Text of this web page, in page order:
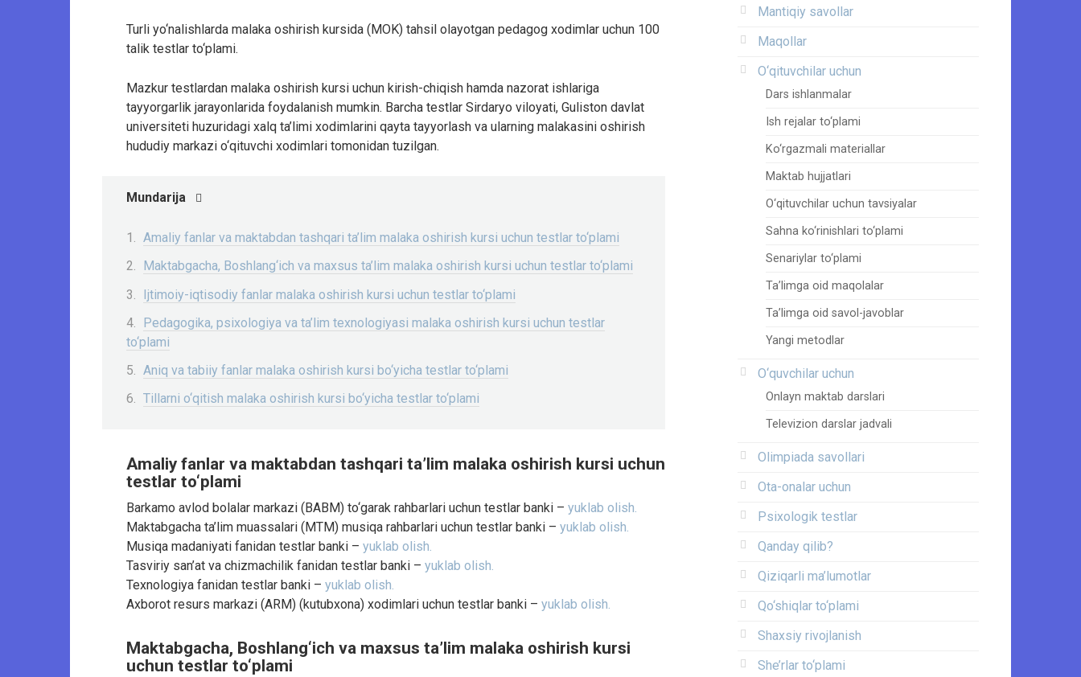
Turli yo‘nalishlarda malaka oshirish kursida (MOK) tahsil olayotgan pedagog xodimlar uchun 100
talik testlar to‘plami.
Mazkur testlardan malaka oshirish kursi uchun kirish-chiqish hamda nazorat ishlariga
tayyorgarlik jarayonlarida foydalanish mumkin. Barcha testlar Sirdaryo viloyati, Guliston davlat
universiteti huzuridagi xalq ta’limi xodimlarini qayta tayyorlash va ularning malakasini oshirish
hududiy markazi o‘qituvchi xodimlari tomonidan tuzilgan.
Mundarija
Amaliy fanlar va maktabdan tashqari ta’lim malaka oshirish kursi uchun testlar to‘plami
Maktabgacha, Boshlang‘ich va maxsus ta’lim malaka oshirish kursi uchun testlar to‘plami
Ijtimoiy-iqtisodiy fanlar malaka oshirish kursi uchun testlar to‘plami
Pedagogika, psixologiya va ta’lim texnologiyasi malaka oshirish kursi uchun testlar
to‘plami
Aniq va tabiiy fanlar malaka oshirish kursi bo‘yicha testlar to‘plami
Tillarni o‘qitish malaka oshirish kursi bo‘yicha testlar to‘plami
Amaliy fanlar va maktabdan tashqari ta’lim malaka oshirish kursi uchun
testlar to‘plami
Barkamo avlod bolalar markazi (BABM) to‘garak rahbarlari uchun testlar banki – yuklab olish.
Maktabgacha ta’lim muassalari (MTM) musiqa rahbarlari uchun testlar banki – yuklab olish.
Musiqa madaniyati fanidan testlar banki – yuklab olish.
Tasviriy san’at va chizmachilik fanidan testlar banki – yuklab olish.
Texnologiya fanidan testlar banki – yuklab olish.
Axborot resurs markazi (ARM) (kutubxona) xodimlari uchun testlar banki – yuklab olish.
Maktabgacha, Boshlang‘ich va maxsus ta’lim malaka oshirish kursi
uchun testlar to‘plami
Mantiqiy savollar
Maqollar
O‘qituvchilar uchun
Dars ishlanmalar
Ish rejalar to‘plami
Ko‘rgazmali materiallar
Maktab hujjatlari
O‘qituvchilar uchun tavsiyalar
Sahna ko‘rinishlari to‘plami
Senariylar to‘plami
Ta’limga oid maqolalar
Ta’limga oid savol-javoblar
Yangi metodlar
O‘quvchilar uchun
Onlayn maktab darslari
Televizion darslar jadvali
Olimpiada savollari
Ota-onalar uchun
Psixologik testlar
Qanday qilib?
Qiziqarli ma’lumotlar
Qo‘shiqlar to‘plami
Shaxsiy rivojlanish
She’rlar to‘plami